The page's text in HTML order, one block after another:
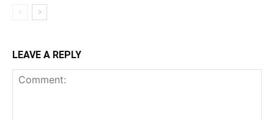
LEAVE A REPLY